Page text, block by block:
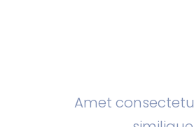
Amet